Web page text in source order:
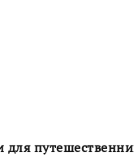
для